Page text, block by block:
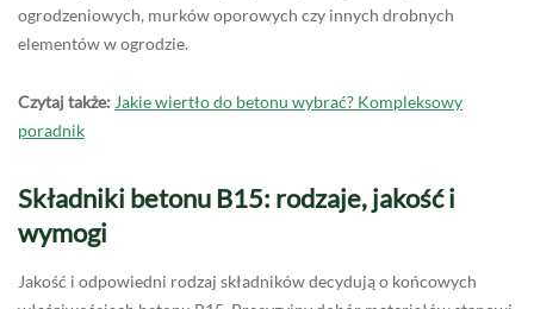
ogrodzeniowych, murków oporowych czy innych drobnych
elementów w ogrodzie.
Czytaj także: Jakie wiertło do betonu wybrać? Kompleksowy
poradnik
Składniki betonu B15: rodzaje, jakość i
wymogi
Jakość i odpowiedni rodzaj składników decydują o końcowych